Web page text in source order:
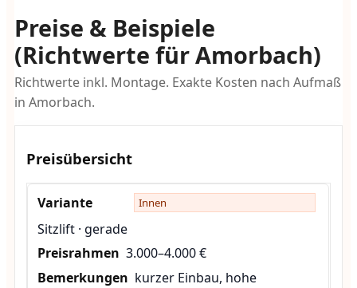
Preise & Beispiele
(Richtwerte für Amorbach)
Richtwerte inkl. Montage. Exakte Kosten nach Aufmaß
in Amorbach.
Preisübersicht
Innen
Sitzlift · gerade
3.000–4.000 €
kurzer Einbau, hohe